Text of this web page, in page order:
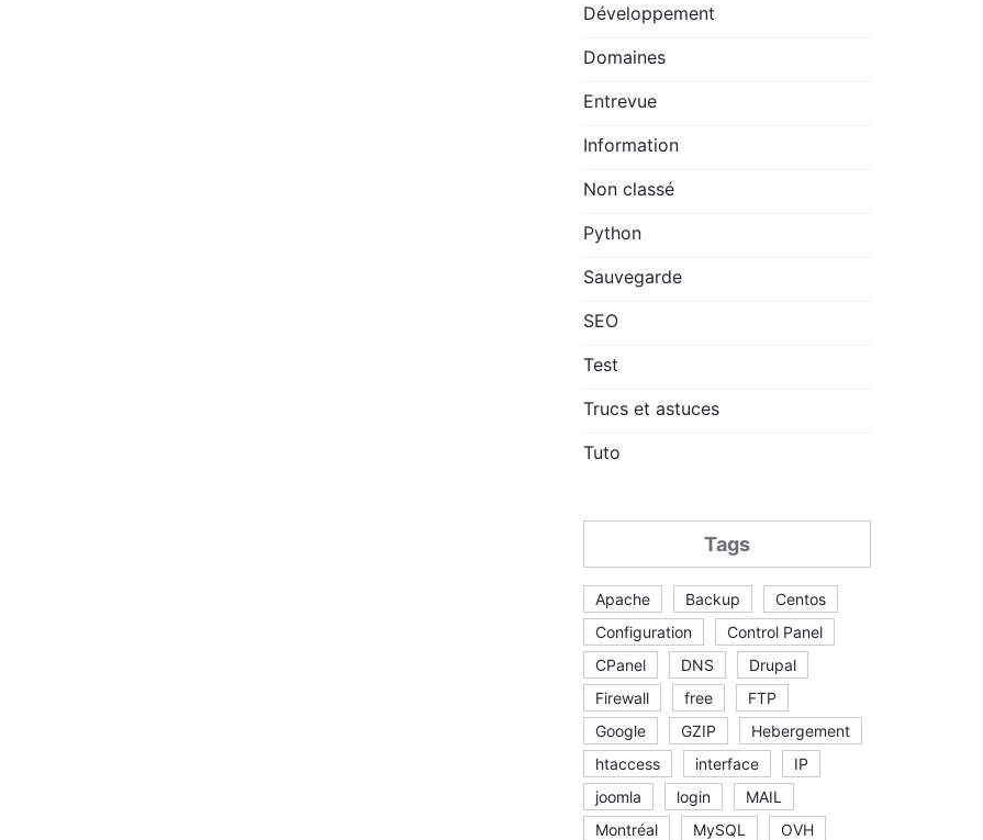
Développement
Domaines
Entrevue
Information
Non classé
Python
Sauvegarde
SEO
Test
Trucs et astuces
Tuto
Tags
Apache Backup
Centos
Configuration
Control Panel
CPanel
DNS
Drupal
Firewall
free
FTP
Google
GZIP
Hebergement
htaccess
interface
IP
joomla
login
MAIL
Montréal
MySQL
OVH